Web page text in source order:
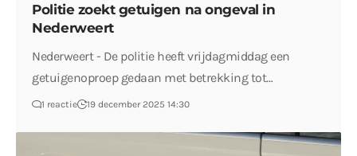
Politie zoekt getuigen na ongeval in
Nederweert
Nederweert - De politie heeft vrijdagmiddag een
getuigenoproep gedaan met betrekking tot…
1 reactie 19 december 2025 14:30